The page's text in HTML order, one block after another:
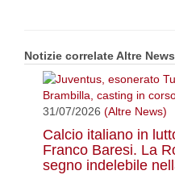
Notizie correlate Altre News
31/07/2026 (Altre News)
Calcio italiano in
Franco Baresi. La
segno indelebile